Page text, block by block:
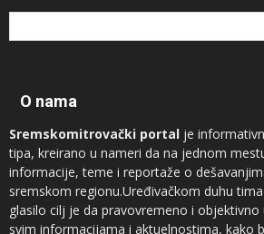
O nama
Sremskomitrovački portal je
tipa, kreirano u nameri da na jednom
informacije, teme i reportaže o
sremskom regionu.Uređivačkom duhu
glasilo cilj je da pravovremeno i objektivno
svim informacijama i aktuelnostima, kako